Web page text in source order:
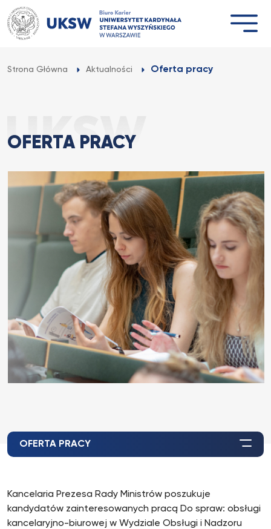
Przejdź
do
treści
Strona Główna Aktualności Oferta pracy
OFERTA PRACY
OFERTA PRACY
Kancelaria Prezesa Rady Ministrów poszukuje
kandydatów zainteresowanych pracą Do spraw: obsługi
kancelaryjno-biurowej w Wydziale Obsługi i Nadzoru